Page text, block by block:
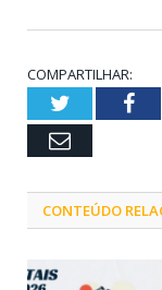
COMPARTILHAR:
Twitter
Email
CONTEÚDO